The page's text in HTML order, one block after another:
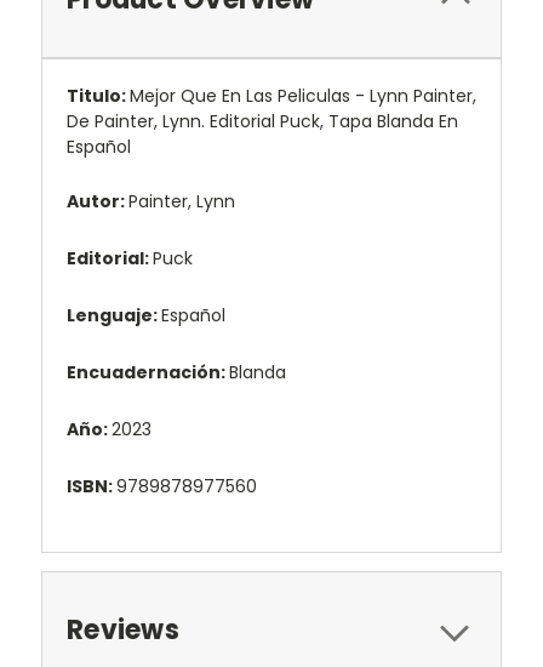
Titulo:Mejor Que En Las Peliculas - Lynn Painter,
De Painter, Lynn. Editorial Puck, Tapa Blanda En
Español
Autor:Painter, Lynn
Editorial:Puck
Lenguaje:Español
Encuadernación:Blanda
Año:2023
ISBN:9789878977560
Reviews